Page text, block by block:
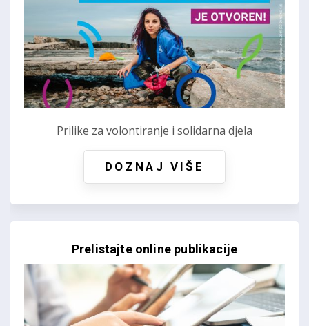
Prilike za volontiranje i solidarna djela
DOZNAJ VIŠE
Prelistajte online publikacije